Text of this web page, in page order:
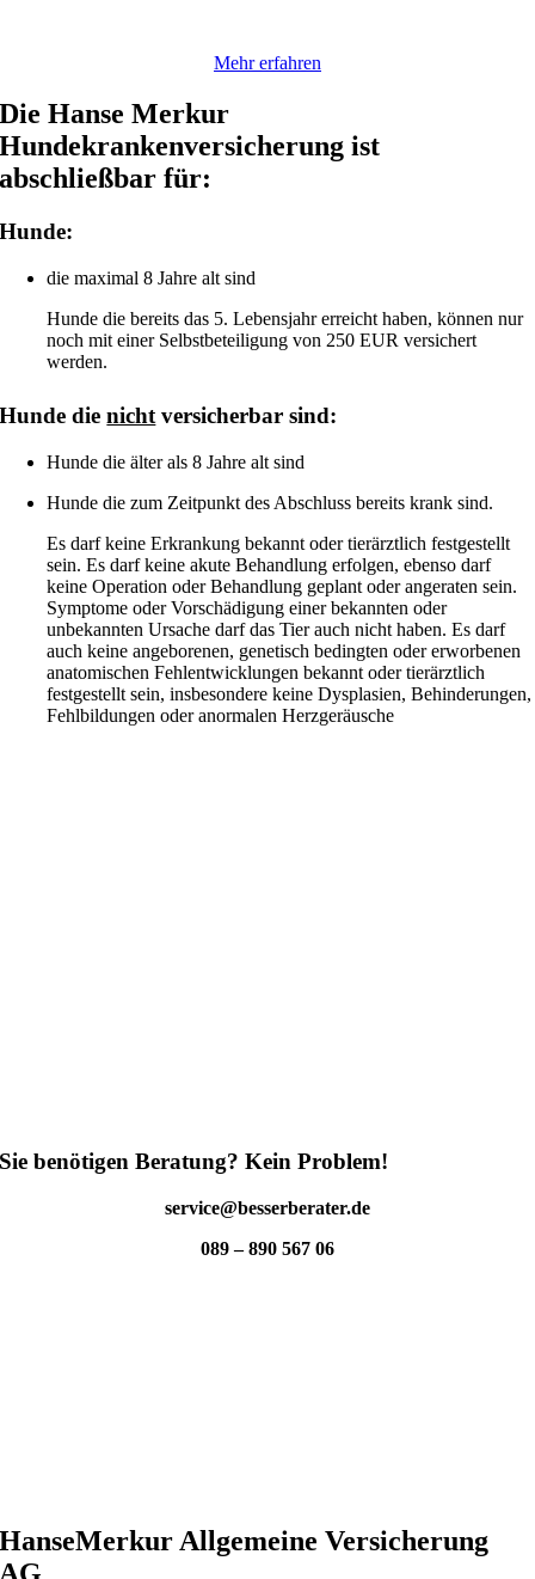
Mehr erfahren
Die Hanse Merkur
Hundekrankenversicherung ist
abschließbar für:
Hunde:
die maximal 8 Jahre alt sind
Hunde die bereits das 5. Lebensjahr erreicht haben, können nur
noch mit einer Selbstbeteiligung von 250 EUR versichert
werden.
Hunde dienicht versicherbar sind:
Hunde die älter als 8 Jahre alt sind
Hunde die zum Zeitpunkt des Abschluss bereits krank sind.
Es darf keine Erkrankung bekannt oder tierärztlich festgestellt
sein. Es darf keine akute Behandlung erfolgen, ebenso darf
keine Operation oder Behandlung geplant oder angeraten sein.
Symptome oder Vorschädigung einer bekannten oder
unbekannten Ursache darf das Tier auch nicht haben. Es darf
auch keine angeborenen, genetisch bedingten oder erworbenen
anatomischen Fehlentwicklungen bekannt oder tierärztlich
festgestellt sein, insbesondere keine Dysplasien, Behinderungen,
Fehlbildungen oder anormalen Herzgeräusche
Sie benötigen Beratung? Kein Problem!
service@besserberater.de
089 – 890 567 06
HanseMerkur Allge­meine Versi­che­rung